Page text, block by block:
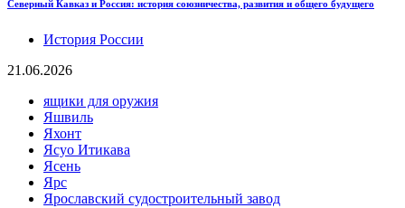
Северный Кавказ и Россия: история союзничества, развития и общего будущего
История России
21.06.2026
ящики для оружия
Яшвиль
Яхонт
Ясуо Итикава
Ясень
Ярс
Ярославский судостроительный завод